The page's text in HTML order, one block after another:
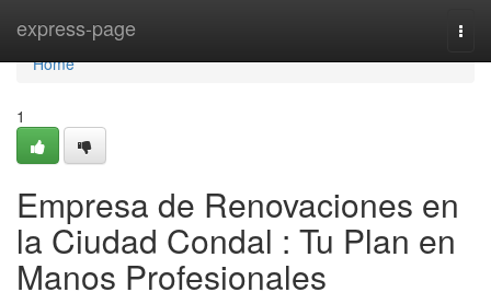
express-page
Home
Home
1
Empresa de Renovaciones en
la Ciudad Condal : Tu Plan en
Manos Profesionales